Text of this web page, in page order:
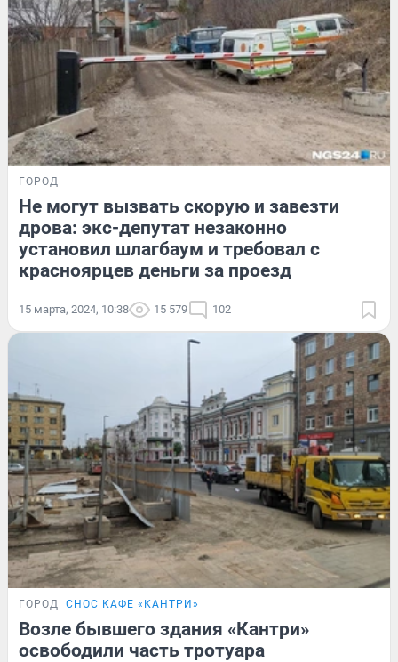
ГОРОД
Не могут вызвать скорую и завезти
дрова: экс-депутат незаконно
установил шлагбаум и требовал с
красноярцев деньги за проезд
15 марта, 2024, 10:38 15 579 102
ГОРОД СНОС КАФЕ «КАНТРИ»
Возле бывшего здания «Кантри»
освободили часть тротуара